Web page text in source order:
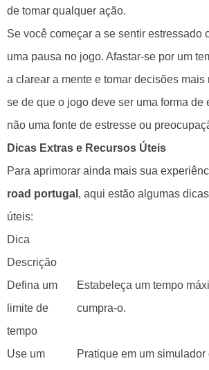
de tomar qualquer ação.
Se você começar a se sentir estressado
uma pausa no jogo. Afastar-se por um
a clarear a mente e tomar decisões
se de que o jogo deve ser uma forma de
não uma fonte de estresse ou
Dicas Extras e Recursos Úteis
Para aprimorar ainda mais sua
road portugal , aqui estão algumas
úteis:
Dica
Descrição
Defina um
limite de
tempo
Estabeleça um tempo
cumpra-o.
Use um
Pratique em um